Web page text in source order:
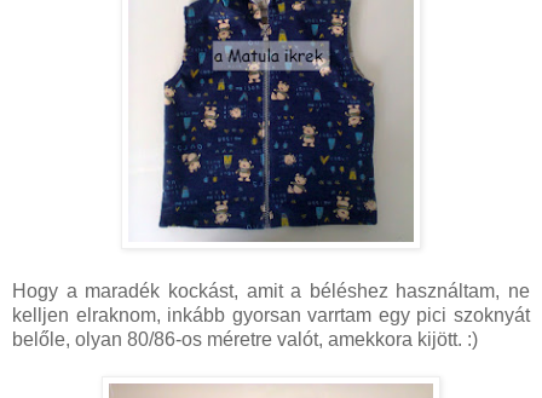
Hogy a maradék kockást, amit a béléshez használtam, ne
kelljen elraknom, inkább gyorsan varrtam egy pici szoknyát
belőle, olyan 80/86-os méretre valót, amekkora kijött. :)